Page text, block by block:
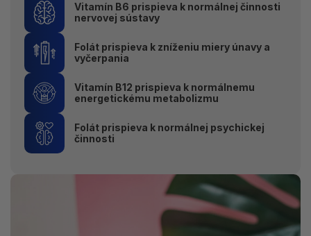
Vitamín B6 prispieva k normálnej činnosti
nervovej sústavy
Folát prispieva k zníženiu miery únavy a
vyčerpania
Vitamín B12 prispieva k normálnemu
energetickému metabolizmu
Folát prispieva k normálnej psychickej
činnosti